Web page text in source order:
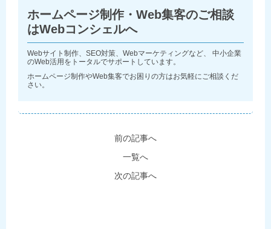
ホームページ制作・Web集客のご相談
はWebコンシェルへ
Webサイト制作、SEO対策、Webマーケティングなど、 中小企業
のWeb活用をトータルでサポートしています。
ホームページ制作やWeb集客でお困りの方はお気軽にご相談くだ
さい。
前の記事へ
一覧へ
次の記事へ